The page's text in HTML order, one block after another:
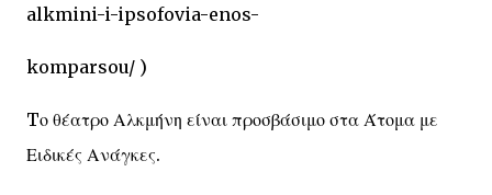
alkmini-i-ipsofovia-enos-
komparsou/ )
Tο θέατρο Αλκμήνη είναι προσβάσιμο στα Άτομα με
Ειδικές Ανάγκες.